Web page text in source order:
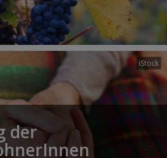
iStock
der